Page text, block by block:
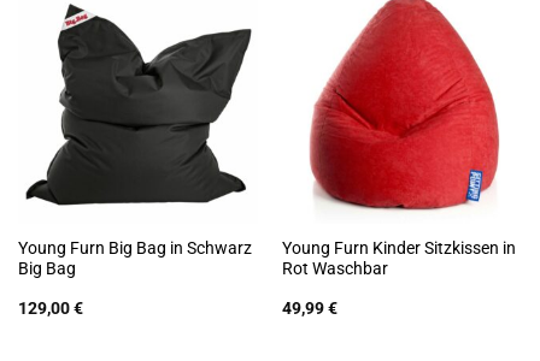
Young Furn Big Bag in Schwarz
Big Bag
129,00€
Young Furn Kinder Sitzkissen in
Rot Waschbar
49,99€